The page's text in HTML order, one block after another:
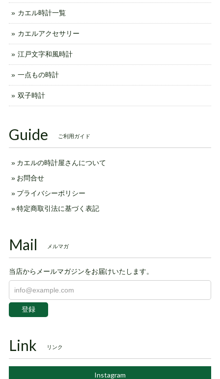
カエル時計一覧
カエルアクセサリー
江戸文字和風時計
一点もの時計
双子時計
Guide ご利用ガイド
カエルの時計屋さんについて
お問合せ
プライバシーポリシー
特定商取引法に基づく表記
Mail メルマガ
当店からメールマガジンをお届けいたします。
登録
Link リンク
Instagram